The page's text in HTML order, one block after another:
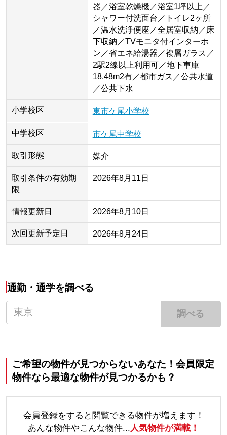
器／浴室乾燥機／浴室1坪以上／
シャワー付洗面台／トイレ2ヶ所
／温水洗浄便座／全居室収納／床
下収納／TVモニタ付インターホ
ン／省エネ給湯器／複層ガラス／
2駅2線以上利用可／地下車庫
18.48m2有／都市ガス／公共水道
／公共下水
小学校区 東市ケ尾小学校
中学校区 市ケ尾中学校
取引形態 媒介
取引条件の有効期
限
2026年8月11日
情報更新日 2026年8月10日
次回更新予定日 2026年8月24日
通勤・通学を調べる
調べる
ご希望の物件が見つからないあなた！会員限定
物件なら最適な物件が見つかるかも？
会員登録をすると閲覧できる物件が増えます！
あんな物件やこんな物件...人気物件が満載！